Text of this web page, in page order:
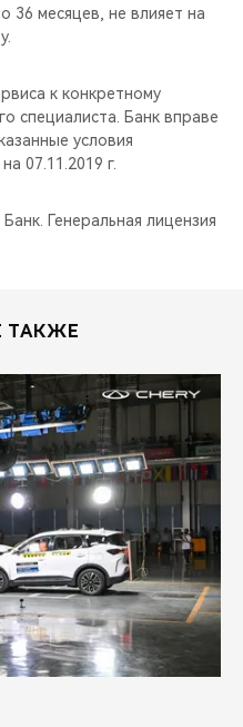
36 месяцев, не влияет на
к конкретному
специалиста. Банк вправе
условия
07.11.2019 г.
Генеральная лицензия
ТАКЖЕ